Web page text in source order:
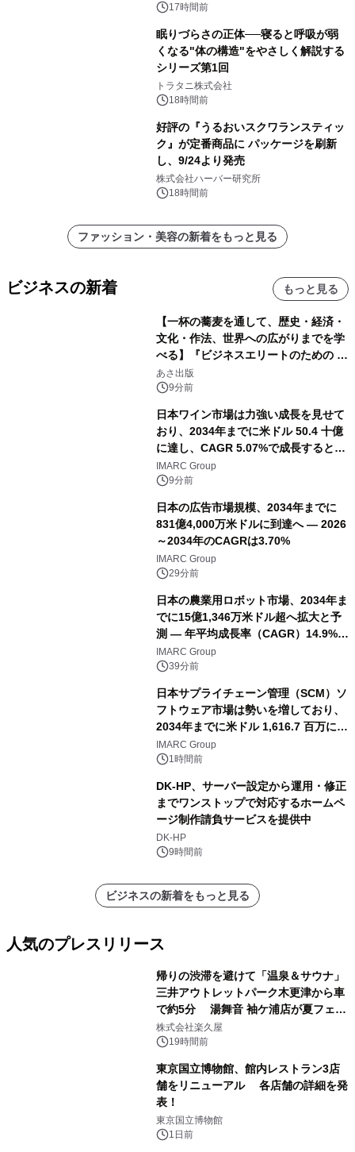
17時間前
眠りづらさの正体──寝ると呼吸が弱
くなる"体の構造"をやさしく解説する
シリーズ第1回
トラタニ株式会社
18時間前
好評の『うるおいスクワランスティッ
ク』が定番商品に パッケージを刷新
し、9/24より発売
株式会社ハーバー研究所
18時間前
ファッション・美容の新着をもっと見る
ビジネスの新着 もっと見る
【一杯の蕎麦を通して、歴史・経済・
文化・作法、世界への広がりまでを学
べる】『ビジネスエリートのための 教
養としての蕎麦』2026年8月25日
（火）発売
あさ出版
9分前
日本ワイン市場は力強い成長を見せて
おり、2034年までに米ドル 50.4 十億
に達し、CAGR 5.07%で成長すると予
測
IMARC Group
9分前
日本の広告市場規模、2034年までに
831億4,000万米ドルに到達へ ― 2026
～2034年のCAGRは3.70%
IMARC Group
29分前
日本の農業用ロボット市場、2034年ま
でに15億1,346万米ドル超へ拡大と予
測 ― 年平均成長率（CAGR）14.9%を
記録
IMARC Group
39分前
日本サプライチェーン管理（SCM）ソ
フトウェア市場は勢いを増しており、
2034年までに米ドル 1,616.7 百万に達
し、CAGR 3.42%で成長すると予測
IMARC Group
1時間前
DK-HP、サーバー設定から運用・修正
までワンストップで対応するホームペ
ージ制作請負サービスを提供中
DK-HP
9時間前
ビジネスの新着をもっと見る
人気のプレスリリース
帰りの渋滞を避けて「温泉＆サウナ」
三井アウトレットパーク木更津から車
で約5分 湯舞音 袖ケ浦店が夏フェア
メニューを提供
株式会社楽久屋
19時間前
東京国立博物館、館内レストラン3店
舗をリニューアル 各店舗の詳細を発
表！
東京国立博物館
1日前